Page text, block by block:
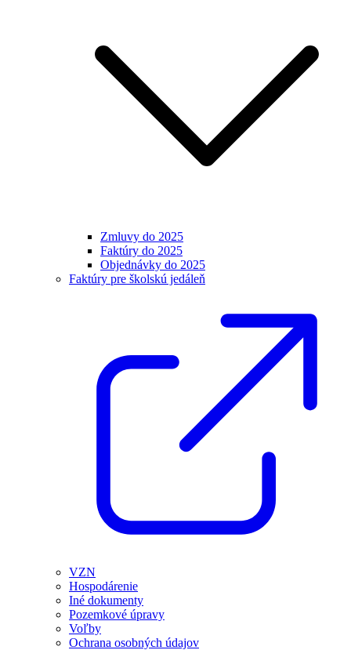
Zmluvy do 2025
Faktúry do 2025
Objednávky do 2025
Faktúry pre školskú jedáleň
VZN
Hospodárenie
Iné dokumenty
Pozemkové úpravy
Voľby
Ochrana osobných údajov